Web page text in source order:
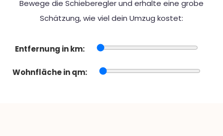
Bewege die Schieberegler und erhalte eine grobe
Schätzung, wie viel dein Umzug kostet:
Entfernung in km:
Wohnfläche in qm: